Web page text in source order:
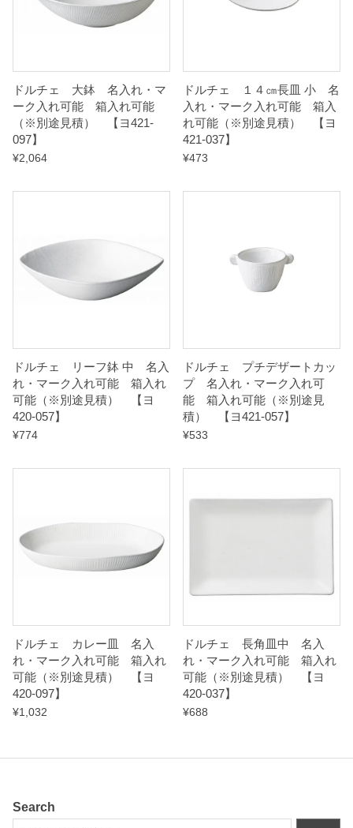
【
ヨ
4
2
a
n
t
i
t
ドルチェ 大鉢 名入れ・マ
ーク入れ可能 箱入れ可能
（※別途見積） 【ヨ421-
097】
¥2,064
ドルチェ １４㎝長皿 小 名
入れ・マーク入れ可能 箱入
れ可能（※別途見積） 【ヨ
421-037】
¥473
ドルチェ リーフ鉢 中 名入
れ・マーク入れ可能 箱入れ
可能（※別途見積） 【ヨ
420-057】
¥774
ドルチェ プチデザートカッ
プ 名入れ・マーク入れ可
能 箱入れ可能（※別途見
積） 【ヨ421-057】
¥533
ドルチェ カレー皿 名入
れ・マーク入れ可能 箱入れ
可能（※別途見積） 【ヨ
420-097】
¥1,032
ドルチェ 長角皿中 名入
れ・マーク入れ可能 箱入れ
可能（※別途見積） 【ヨ
420-037】
¥688
Search